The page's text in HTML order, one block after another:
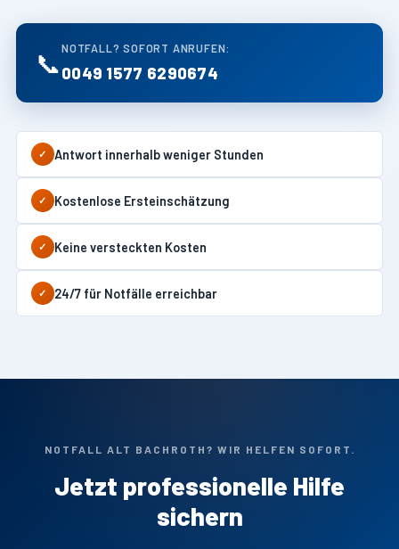
📞 NOTFALL? SOFORT ANRUFEN:
0049 1577 6290674
✓ Antwort innerhalb weniger Stunden
✓ Kostenlose Ersteinschätzung
✓ Keine versteckten Kosten
✓ 24/7 für Notfälle erreichbar
NOTFALL ALT BACHROTH? WIR HELFEN SOFORT.
Jetzt professionelle Hilfe
sichern